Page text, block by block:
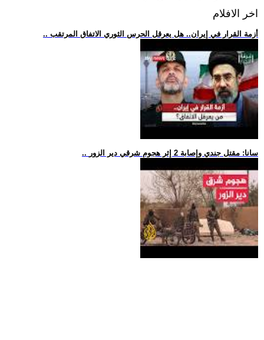
اخر الافلام
.. أزمة القرار في إيران.. هل يعرقل الحرس الثوري الاتفاق المرتقب
.. سانا: مقتل جندي وإصابة 2 إثر هجوم شرقي دير الزور